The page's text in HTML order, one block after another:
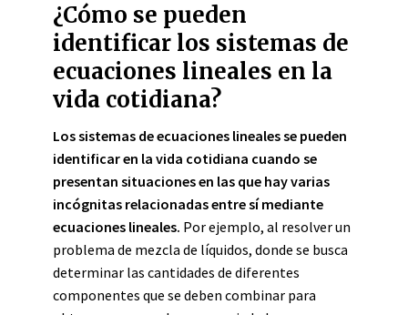
¿Cómo se pueden
identificar los sistemas de
ecuaciones lineales en la
vida cotidiana?
Los sistemas de ecuaciones lineales se pueden
identificar en la vida cotidiana cuando se
presentan situaciones en las que hay varias
incógnitas relacionadas entre sí mediante
ecuaciones lineales. Por ejemplo, al resolver un
problema de mezcla de líquidos, donde se busca
determinar las cantidades de diferentes
componentes que se deben combinar para